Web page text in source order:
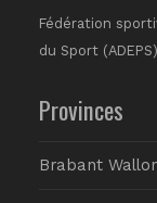
Fédération
du Sport
Provinces
Brabant